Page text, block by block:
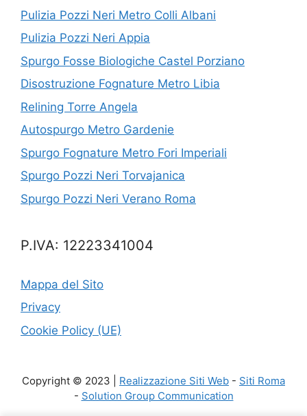
Pulizia Pozzi Neri Metro Colli Albani
Pulizia Pozzi Neri Appia
Spurgo Fosse Biologiche Castel Porziano
Disostruzione Fognature Metro Libia
Relining Torre Angela
Autospurgo Metro Gardenie
Spurgo Fognature Metro Fori Imperiali
Spurgo Pozzi Neri Torvajanica
Spurgo Pozzi Neri Verano Roma
P.IVA: 12223341004
Mappa del Sito
Privacy
Cookie Policy (UE)
Copyright © 2023 | Realizzazione Siti Web - Siti Roma
- Solution Group Communication